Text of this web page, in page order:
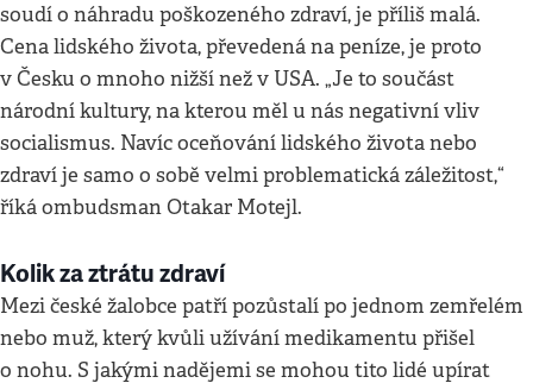
soudí o náhradu poškozeného zdraví, je příliš malá.
Cena lidského života, převedená na peníze, je proto
v Česku o mnoho nižší než v USA. „Je to součást
národní kultury, na kterou měl u nás negativní vliv
socialismus. Navíc oceňování lidského života nebo
zdraví je samo o sobě velmi problematická záležitost,“
říká ombudsman Otakar Motejl.
Kolik za ztrátu zdraví
Mezi české žalobce patří pozůstalí po jednom zemřelém
nebo muž, který kvůli užívání medikamentu přišel
o nohu. S jakými nadějemi se mohou tito lidé upírat